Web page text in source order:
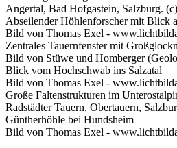
Angertal, Bad Hofgastein, Salzburg.
Abseilender Höhlenforscher mit Blick
Bild von Thomas Exel -
Zentrales Tauernfenster mit
Bild von Stüwe und Homberger
Blick vom Hochschwab ins Salzatal
Bild von Thomas Exel -
Große Faltenstrukturen im
Radstädter Tauern, Obertauern,
Güntherhöhle bei Hundsheim
Bild von Thomas Exel -